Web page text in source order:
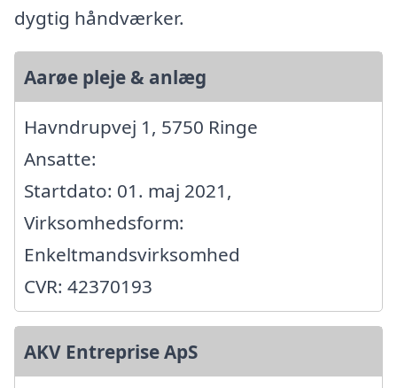
dygtig håndværker.
Aarøe pleje & anlæg
Havndrupvej 1, 5750 Ringe
Ansatte:
Startdato: 01. maj 2021,
Virksomhedsform:
Enkeltmandsvirksomhed
CVR: 42370193
AKV Entreprise ApS